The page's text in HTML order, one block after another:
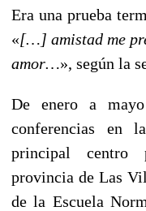
Era una prueba
«[…] amistad me
amor…», según la
De enero a
conferencias en
principal centro
provincia de Las
de la Escuela